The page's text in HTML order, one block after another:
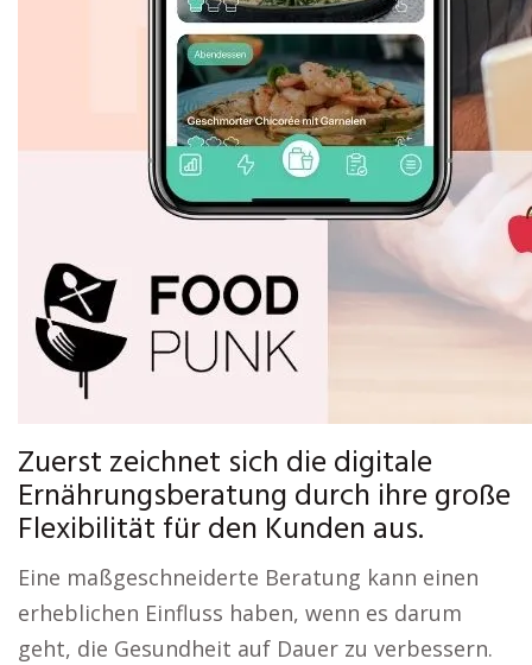
Zuerst zeichnet sich die digitale
Ernährungsberatung durch ihre große
Flexibilität für den Kunden aus.
Eine maßgeschneiderte Beratung kann einen
erheblichen Einfluss haben, wenn es darum
geht, die Gesundheit auf Dauer zu verbessern.